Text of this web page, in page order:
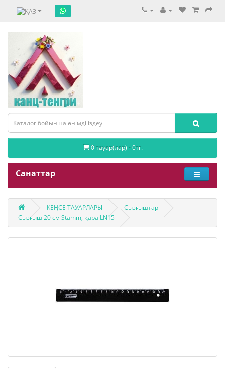
0 тауар(лар) - 0тг.
Санаттар
КЕҢСЕ ТАУАРЛАРЫ
Сызғыштар
Сызғыш 20 см Stamm, қара LN15